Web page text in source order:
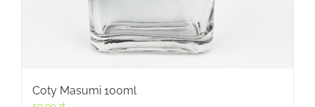
Coty Masumi 100ml